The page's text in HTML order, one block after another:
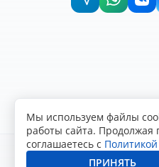
Мы используем файлы
работы сайта. Продолжая
соглашаетесь с
ПРИНЯТЬ